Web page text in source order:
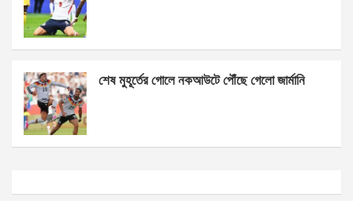
শেষ মুহূর্তের গোলে নকআউটে পৌঁছে গেলো জার্মানি